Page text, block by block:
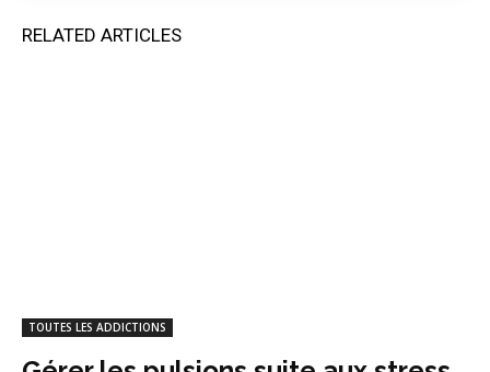
RELATED ARTICLES
TOUTES LES ADDICTIONS